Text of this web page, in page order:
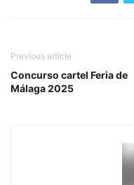
Previous article
Concurso cartel Feria de
Málaga 2025